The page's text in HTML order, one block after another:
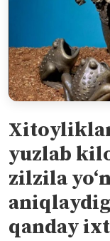
yuzlab
zilzila
qanday